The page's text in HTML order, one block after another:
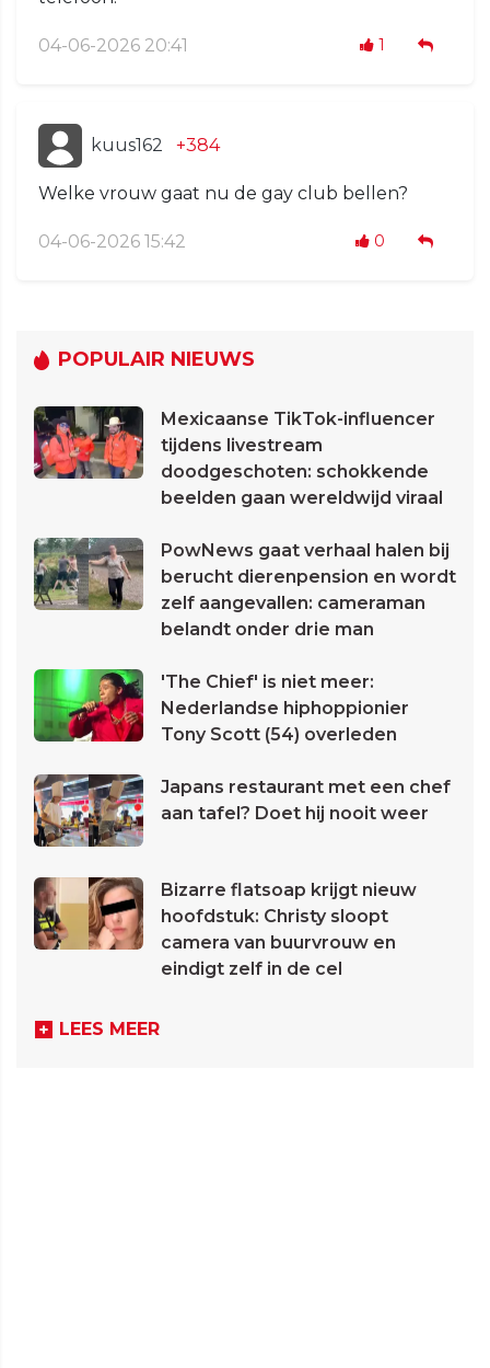
04-06-2026 20:41 1
kuus162 +384
Welke vrouw gaat nu de gay club bellen?
04-06-2026 15:42 0
POPULAIR NIEUWS
Mexicaanse TikTok-influencer
tijdens livestream
doodgeschoten: schokkende
beelden gaan wereldwijd viraal
PowNews gaat verhaal halen bij
berucht dierenpension en wordt
zelf aangevallen: cameraman
belandt onder drie man
'The Chief' is niet meer:
Nederlandse hiphoppionier
Tony Scott (54) overleden
Japans restaurant met een chef
aan tafel? Doet hij nooit weer
Bizarre flatsoap krijgt nieuw
hoofdstuk: Christy sloopt
camera van buurvrouw en
eindigt zelf in de cel
LEES MEER